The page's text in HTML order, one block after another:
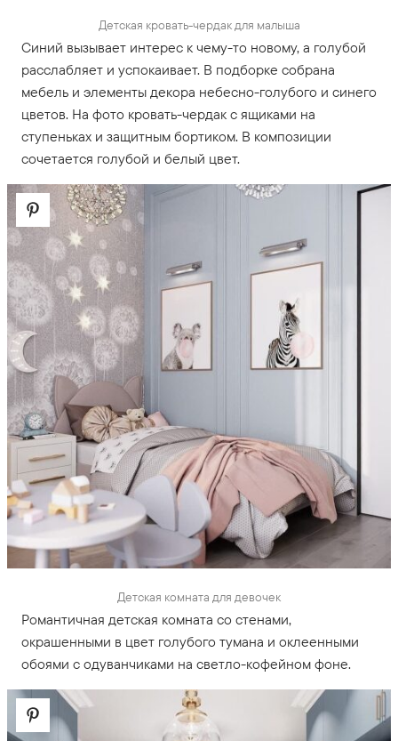
Детская кровать-чердак для малыша
Синий вызывает интерес к чему-то новому, а голубой
расслабляет и успокаивает. В подборке собрана
мебель и элементы декора небесно-голубого и синего
цветов. На фото кровать-чердак с ящиками на
ступеньках и защитным бортиком. В композиции
сочетается голубой и белый цвет.
Детская комната для девочек
Романтичная детская комната со стенами,
окрашенными в цвет голубого тумана и оклеенными
обоями с одуванчиками на светло-кофейном фоне.